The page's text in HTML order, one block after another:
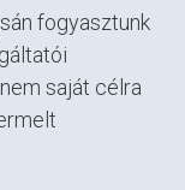
fogyasztunk
saját célra